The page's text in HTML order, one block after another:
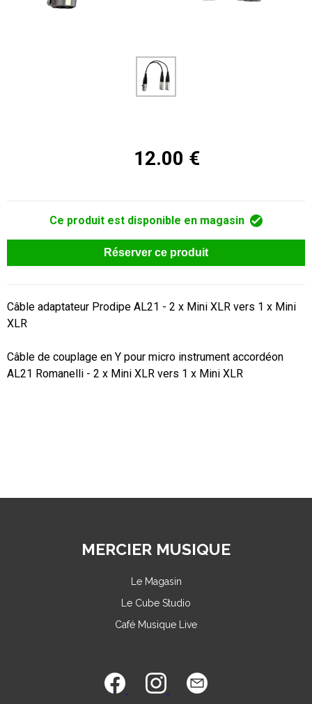
12.00 €
Ce produit est disponible en magasin
Réserver ce produit
Câble adaptateur Prodipe AL21 - 2 x Mini XLR vers 1 x Mini
XLR
Câble de couplage en Y pour micro instrument accordéon
AL21 Romanelli - 2 x Mini XLR vers 1 x Mini XLR
MERCIER MUSIQUE
Le Magasin
Le Cube Studio
Café Musique Live